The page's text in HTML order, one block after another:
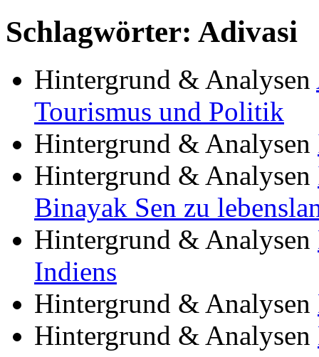
Schlagwörter: Adivasi
Hintergrund & Analysen
Tourismus und Politik
Hintergrund & Analysen
Hintergrund & Analysen
Binayak Sen zu
Hintergrund & Analysen
Indiens
Hintergrund & Analysen
Hintergrund & Analysen